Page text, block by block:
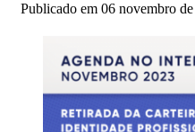
Publicado em 06 novembro